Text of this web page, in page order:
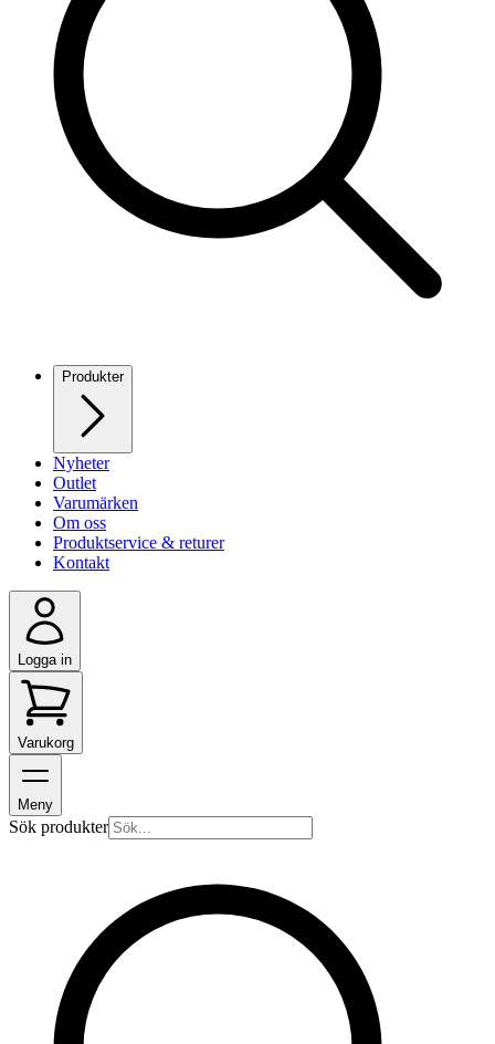
Produkter
Nyheter
Outlet
Varumärken
Om oss
Produktservice & returer
Kontakt
Logga in
Varukorg
Meny
Sök produkter